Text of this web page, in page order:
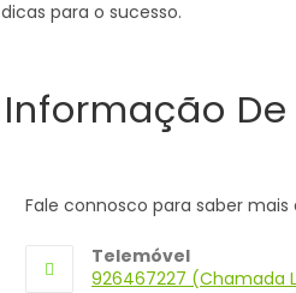
dicas para o sucesso.
Informação
Fale connosco para saber
Telemóvel
926467227 (Chamada